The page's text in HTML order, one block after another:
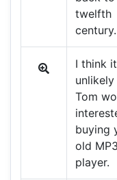
twelfth
century.
I think
Tom
buying
old MP3
player.